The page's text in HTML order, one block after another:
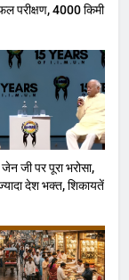
परीक्षण, 4000 किमी
जी पर पूरा भरोसा,
देश भक्त, शिकायतें